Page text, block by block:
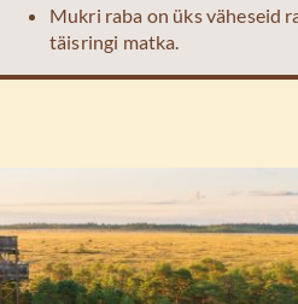
Mukri raba on üks väheseid
täisringi matka.